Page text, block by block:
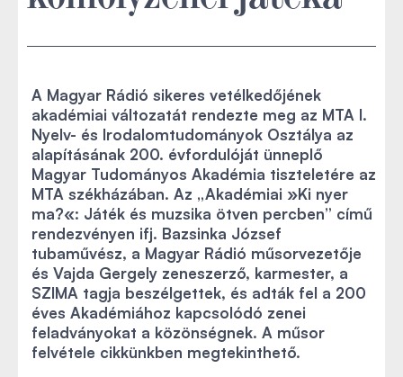
A Magyar Rádió sikeres vetélkedőjének
akadémiai változatát rendezte meg az MTA I.
Nyelv- és Irodalomtudományok Osztálya az
alapításának 200. évfordulóját ünneplő
Magyar Tudományos Akadémia tiszteletére az
MTA székházában. Az „Akadémiai »Ki nyer
ma?«: Játék és muzsika ötven percben” című
rendezvényen ifj. Bazsinka József
tubaművész, a Magyar Rádió műsorvezetője
és Vajda Gergely zeneszerző, karmester, a
SZIMA tagja beszélgettek, és adták fel a 200
éves Akadémiához kapcsolódó zenei
feladványokat a közönségnek. A műsor
felvétele cikkünkben megtekinthető.